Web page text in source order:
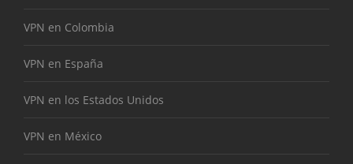
VPN en Colombia
VPN en España
VPN en los Estados Unidos
VPN en México